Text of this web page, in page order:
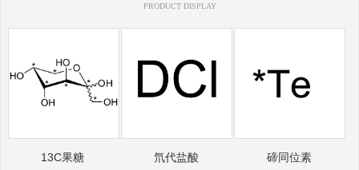
PRODUCT DISPLAY
13C果糖 氘代盐酸 碲同位素